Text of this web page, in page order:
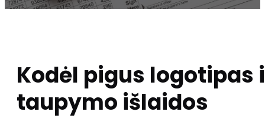
Kodėl pigus
taupymo išlaidos